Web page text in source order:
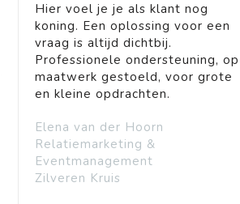
Hier voel je je als klant nog
koning. Een oplossing voor een
vraag is altijd dichtbij.
Professionele ondersteuning, op
maatwerk gestoeld, voor grote
en kleine opdrachten.
Elena van der Hoorn
Relatiemarketing &
Eventmanagement
Zilveren Kruis